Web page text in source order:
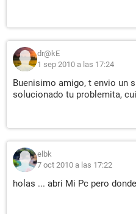
dr@kE
1 sep 2010 a las 17:24
Buenisimo amigo, t envio un
solucionado tu problemita,
elbk
7 oct 2010 a las 17:22
holas ... abri Mi Pc pero